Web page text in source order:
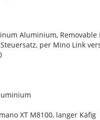
Aluminium,
per Mino Link
XT M8100, langer Käfig